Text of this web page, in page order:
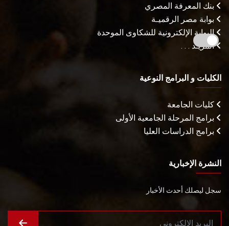
بنك المعرفة المصري
بوابة مصر الرقميـة
البوابة الإلكترونية للشكاوى الموحدة
المزيـد . . .
الكليات و البرامج النوعية
كليات الجامعة
برامج المرحلة الجامعية الأولى
برامج الدراسات العليا
النشرة الإخبارية
سجل ليصلك أحدث الأخبار